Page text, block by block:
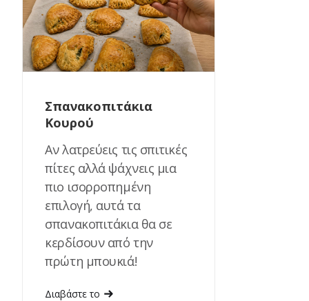
Σπανακοπιτάκια
Κουρού
Αν λατρεύεις τις σπιτικές
πίτες αλλά ψάχνεις μια
πιο ισορροπημένη
επιλογή, αυτά τα
σπανακοπιτάκια θα σε
κερδίσουν από την
πρώτη μπουκιά!
Διαβάστε το